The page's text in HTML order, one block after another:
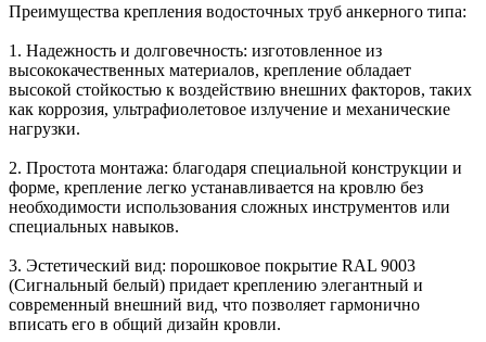
Преимущества крепления водосточных труб анкерного типа:
1. Надежность и долговечность: изготовленное из
высококачественных материалов, крепление обладает
высокой стойкостью к воздействию внешних факторов, таких
как коррозия, ультрафиолетовое излучение и механические
нагрузки.
2. Простота монтажа: благодаря специальной конструкции и
форме, крепление легко устанавливается на кровлю без
необходимости использования сложных инструментов или
специальных навыков.
3. Эстетический вид: порошковое покрытие RAL 9003
(Сигнальный белый) придает креплению элегантный и
современный внешний вид, что позволяет гармонично
вписать его в общий дизайн кровли.